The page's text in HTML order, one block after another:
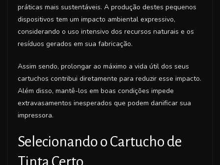
práticas mais sustentáveis. A produção destes pequenos
dispositivos tem um impacto ambiental expressivo,
considerando o uso intensivo dos recursos naturais e os
resíduos gerados em sua fabricação.
Assim sendo, prolongar ao máximo a vida útil dos seus
cartuchos contribui diretamente para reduzir esse impacto.
Além disso, mantê-los em boas condições impede
extravasamentos inesperados que podem danificar sua
impressora.
Selecionando o Cartucho de
Tinta Certo